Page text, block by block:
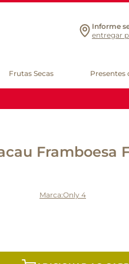
Informe
entregar
Frutas Secas Presentes
Framboesa
Only 4